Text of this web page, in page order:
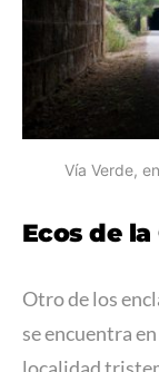
Vía Verde,
Ecos de la
Otro de los
se encuentra